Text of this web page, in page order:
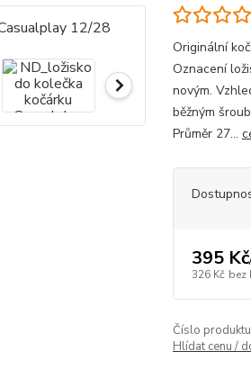
Originální
Oznacení
novým.
běžným
Průměr 27...
395 Kč
326 Kč bez
Číslo
Hlídat cenu /